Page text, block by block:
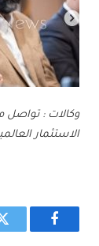
وكالات : تواصل
الاستثمار
فيسبوك